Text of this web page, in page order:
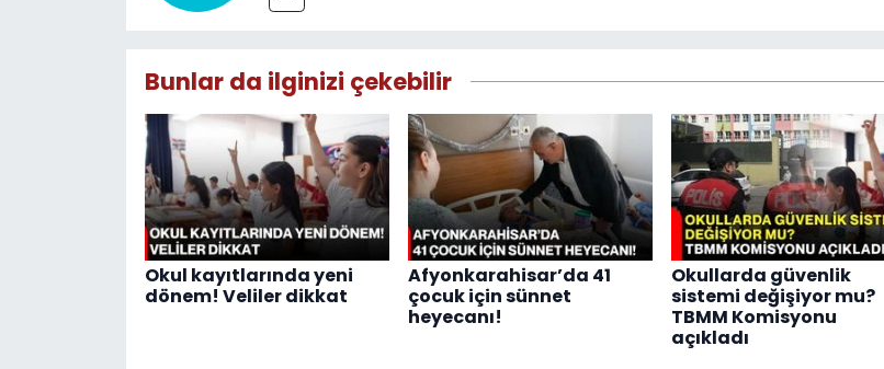
Bunlar da ilginizi çekebilir
Okul kayıtlarında yeni
dönem! Veliler dikkat
Afyonkarahisar’da 41
çocuk için sünnet
heyecanı!
Okullarda güvenlik
sistemi değişiyor mu?
TBMM Komisyonu
açıkladı